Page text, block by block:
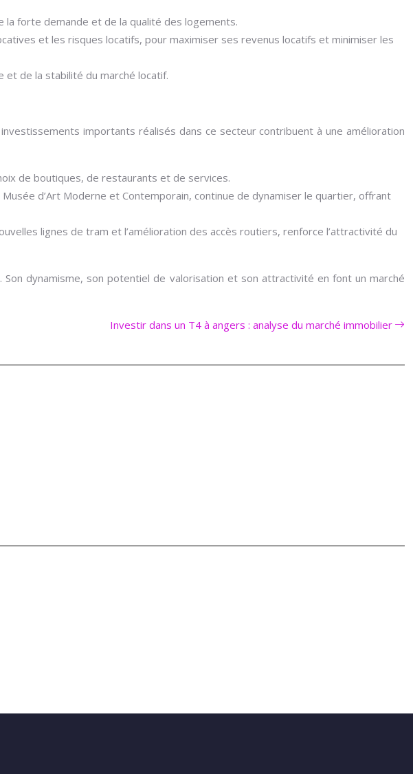
forte demande et de la qualité des logements.
et les risques locatifs, pour maximiser ses revenus locatifs et minimiser les
et de la stabilité du marché locatif.
importants réalisés dans ce secteur contribuent à une amélioration
de boutiques, de restaurants et de services.
d’Art Moderne et Contemporain, continue de dynamiser le quartier, offrant
lignes de tram et l’amélioration des accès routiers, renforce l’attractivité du
dynamisme, son potentiel de valorisation et son attractivité en font un marché
Investir dans un T4 à angers : analyse du marché immobilier